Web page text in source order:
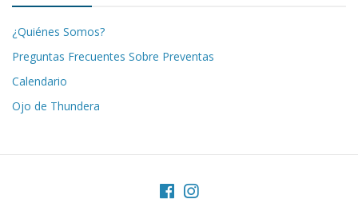
¿Quiénes Somos?
Preguntas Frecuentes Sobre Preventas
Calendario
Ojo de Thundera